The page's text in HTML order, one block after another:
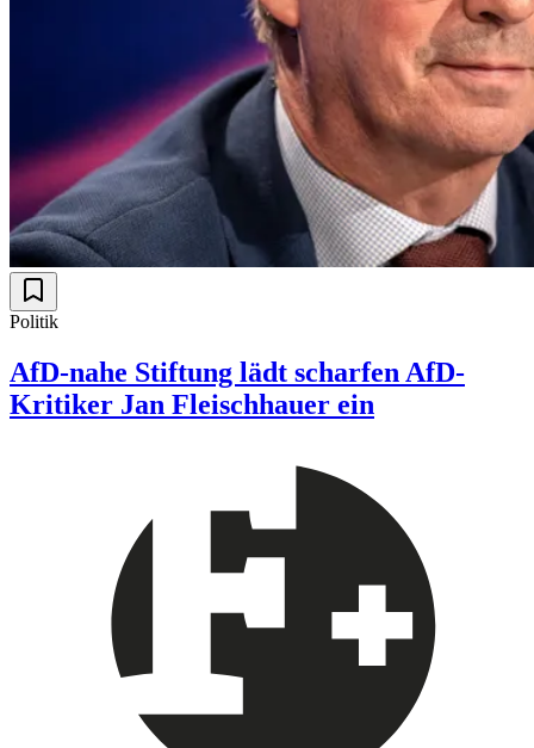
Politik
AfD-nahe Stiftung lädt scharfen AfD-
Kritiker Jan Fleischhauer ein